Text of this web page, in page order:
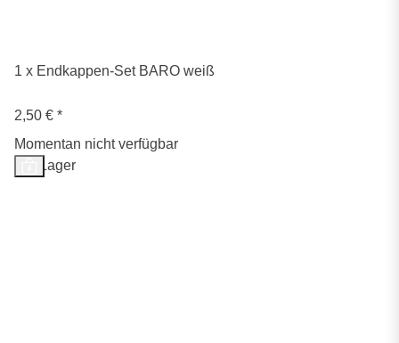
1 x Endkappen-Set BARO weiß
2,50 € *
Momentan nicht verfügbar
Auf Lager